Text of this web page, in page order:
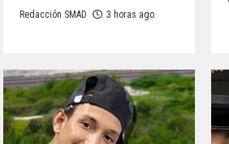
Redacción SMAD 3 horas ago